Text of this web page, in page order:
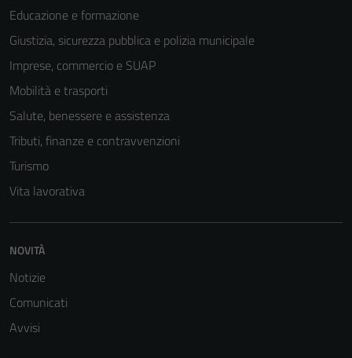
Educazione e formazione
Giustizia, sicurezza pubblica e polizia municipale
Imprese, commercio e SUAP
Mobilità e trasporti
Salute, benessere e assistenza
Tributi, finanze e contravvenzioni
Turismo
Vita lavorativa
NOVITÀ
Notizie
Comunicati
Avvisi
essere